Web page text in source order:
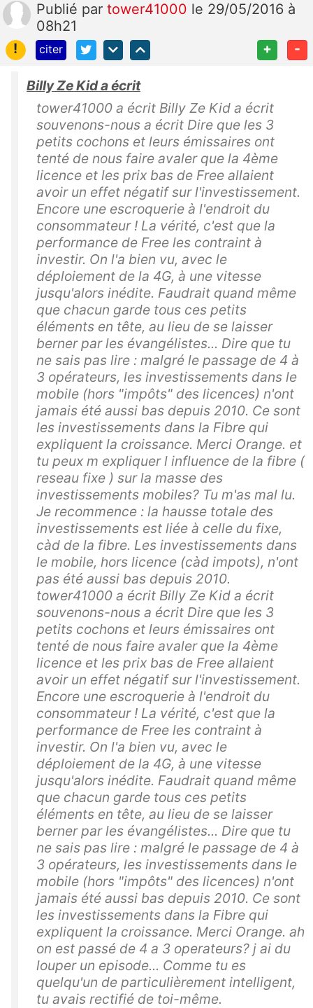
Publié par tower41000 le 29/05/2016 à
08h21
!
citer + -
Billy Ze Kid a écrit
tower41000 a écrit Billy Ze Kid a écrit
souvenons-nous a écrit Dire que les 3
petits cochons et leurs émissaires ont
tenté de nous faire avaler que la 4ème
licence et les prix bas de Free allaient
avoir un effet négatif sur l'investissement.
Encore une escroquerie à l'endroit du
consommateur ! La vérité, c'est que la
performance de Free les contraint à
investir. On l'a bien vu, avec le
déploiement de la 4G, à une vitesse
jusqu'alors inédite. Faudrait quand même
que chacun garde tous ces petits
éléments en tête, au lieu de se laisser
berner par les évangélistes... Dire que tu
ne sais pas lire : malgré le passage de 4 à
3 opérateurs, les investissements dans le
mobile (hors "impôts" des licences) n'ont
jamais été aussi bas depuis 2010. Ce sont
les investissements dans la Fibre qui
expliquent la croissance. Merci Orange. et
tu peux m expliquer l influence de la fibre (
reseau fixe ) sur la masse des
investissements mobiles? Tu m'as mal lu.
Je recommence : la hausse totale des
investissements est liée à celle du fixe,
càd de la fibre. Les investissements dans
le mobile, hors licence (càd impots), n'ont
pas été aussi bas depuis 2010.
tower41000 a écrit Billy Ze Kid a écrit
souvenons-nous a écrit Dire que les 3
petits cochons et leurs émissaires ont
tenté de nous faire avaler que la 4ème
licence et les prix bas de Free allaient
avoir un effet négatif sur l'investissement.
Encore une escroquerie à l'endroit du
consommateur ! La vérité, c'est que la
performance de Free les contraint à
investir. On l'a bien vu, avec le
déploiement de la 4G, à une vitesse
jusqu'alors inédite. Faudrait quand même
que chacun garde tous ces petits
éléments en tête, au lieu de se laisser
berner par les évangélistes... Dire que tu
ne sais pas lire : malgré le passage de 4 à
3 opérateurs, les investissements dans le
mobile (hors "impôts" des licences) n'ont
jamais été aussi bas depuis 2010. Ce sont
les investissements dans la Fibre qui
expliquent la croissance. Merci Orange. ah
on est passé de 4 a 3 operateurs? j ai du
louper un episode... Comme tu es
quelqu'un de particulièrement intelligent,
tu avais rectifié de toi-même.